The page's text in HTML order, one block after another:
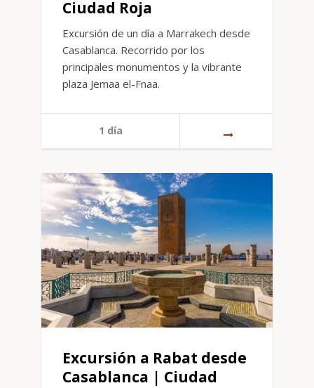
Ciudad Roja
Excursión de un día a Marrakech desde
Casablanca. Recorrido por los
principales monumentos y la vibrante
plaza Jemaa el-Fnaa.
1 día
Excursión a Rabat desde
Casablanca | Ciudad